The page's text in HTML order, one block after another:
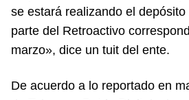
se estará realizando el
parte del Retroactivo
marzo», dice un tuit del ente.
De acuerdo a lo reportado en